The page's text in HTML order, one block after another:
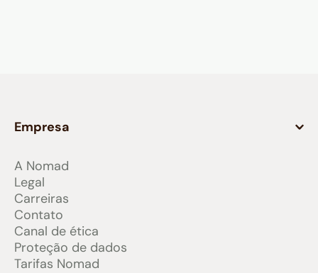
Empresa
A Nomad
Legal
Carreiras
Contato
Canal de ética
Proteção de dados
Tarifas Nomad